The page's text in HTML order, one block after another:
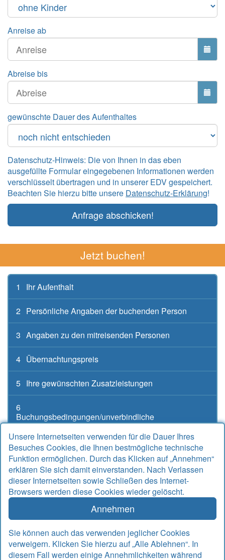
Unsere Internetseiten verwenden für die Dauer Ihres
Besuches Cookies, die Ihnen bestmögliche technische
Funktion ermöglichen. Durch das Klicken auf „Annehmen“
erklären Sie sich damit einverstanden. Nach Verlassen
dieser Internetseiten sowie Schließen des Internet-
Browsers werden diese Cookies wieder gelöscht.
Annehmen
Sie können auch das verwenden jeglicher Cookies
verweigern. Klicken Sie hierzu auf „Alle Ablehnen“. In
diesem Fall werden einige Annehmlichkeiten während
Anreise ab
Abreise bis
gewünschte Dauer des Aufenthaltes
Datenschutz-Hinweis: Die von Ihnen in das eben
ausgefüllte Formular eingegebenen Informationen werden
verschlüsselt übertragen und in unserer EDV gespeichert.
Beachten Sie hierzu bitte unsere Datenschutz-Erklärung!
Anfrage abschicken!
Jetzt buchen!
1 Ihr Aufenthalt
2 Persönliche Angaben der buchenden Person
3 Angaben zu den mitreisenden Personen
4 Übernachtungspreis
5 Ihre gewünschten Zusatzleistungen
6
Buchungsbedingungen/unverbindliche
Buchungsanfrage
Kontakt
Alter Sielweg 17 A
Telefon 04971 912667
Telefax
04971 925764
Email
info@rudek-ferienwohnungen.de
www.rudek-ferienwohnungen.de